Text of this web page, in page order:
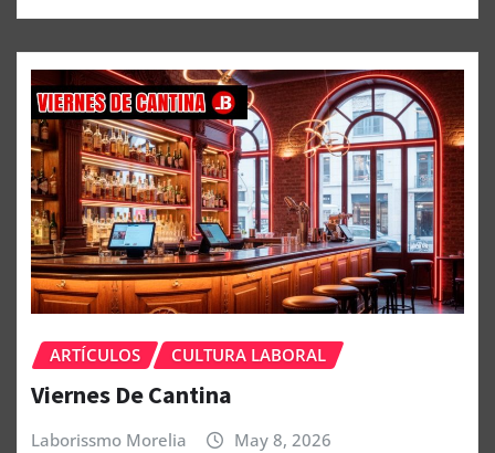
ARTÍCULOS CULTURA LABORAL
Viernes De Cantina
Laborissmo Morelia May 8, 2026